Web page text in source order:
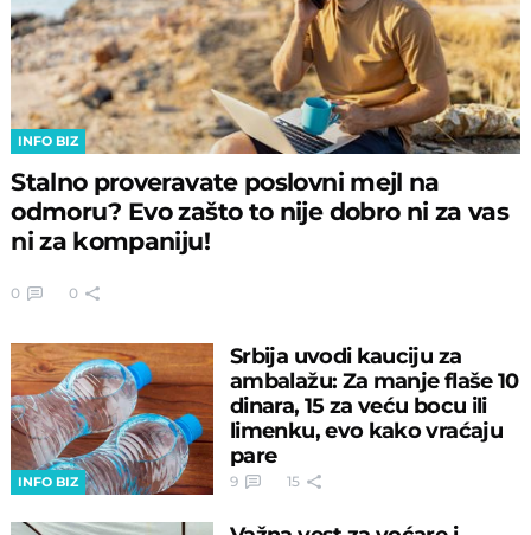
INFO BIZ
Stalno proveravate poslovni mejl na
odmoru? Evo zašto to nije dobro ni za vas
ni za kompaniju!
0 0
INFO BIZ
Srbija uvodi kauciju za
ambalažu: Za manje flaše 10
dinara, 15 za veću bocu ili
limenku, evo kako vraćaju
pare
9 15